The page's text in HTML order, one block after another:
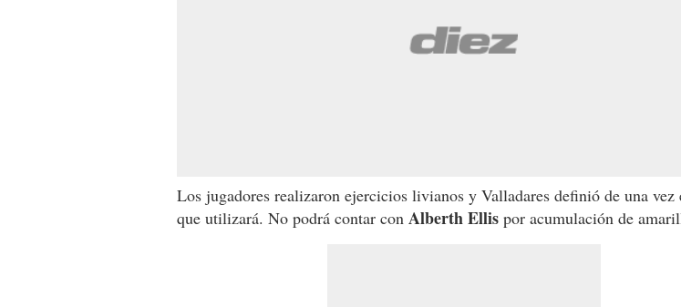
Los jugadores realizaron ejercicios livianos y Valladares definió de una vez
que utilizará. No podrá contar con Alberth Ellis por acumulación de